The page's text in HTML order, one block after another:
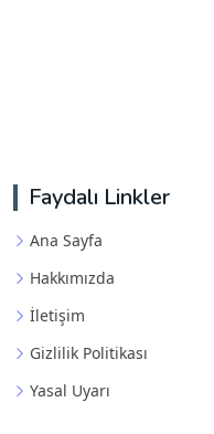
Faydalı Linkler
Ana Sayfa
Hakkımızda
İletişim
Gizlilik Politikası
Yasal Uyarı